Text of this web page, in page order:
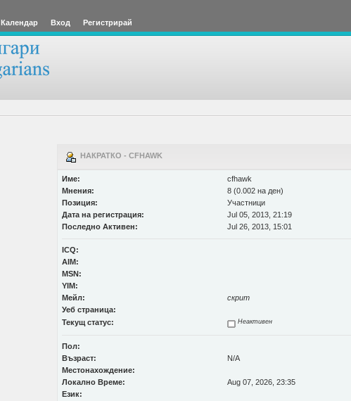
Календар Вход Регистрирай
НАКРАТКО - CFHAWK
Име:
cfhawk
Мнения:
8 (0.002 на ден)
Позиция:
Участници
Дата на регистрация:
Jul 05, 2013, 21:19
Последно Активен:
Jul 26, 2013, 15:01
ICQ:
AIM:
MSN:
YIM:
Мейл:
скрит
Уеб страница:
Текущ статус:
Неактивен
Пол:
Възраст:
N/A
Местонахождение:
Локално Време:
Aug 07, 2026, 23:35
Език: